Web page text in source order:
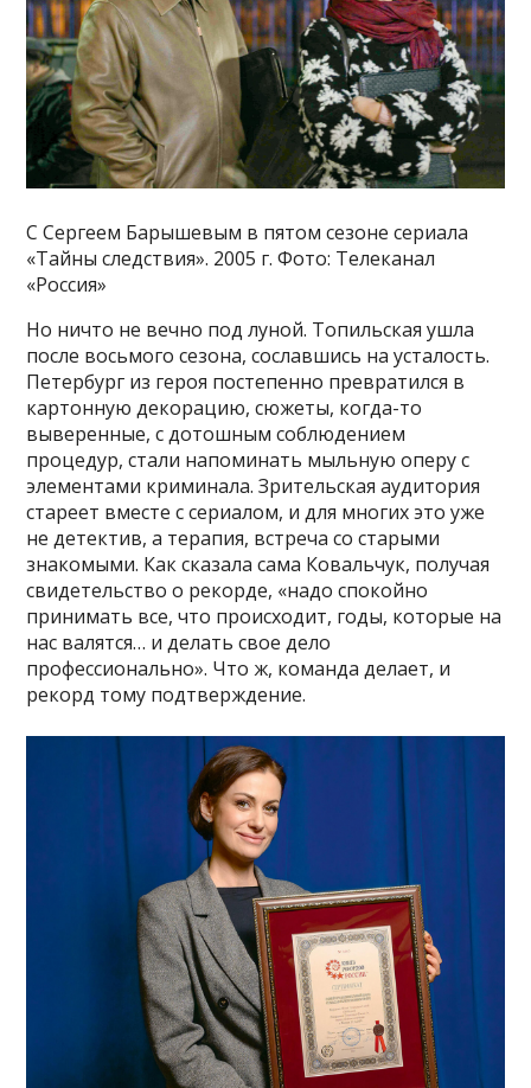
С Сергеем Барышевым в пятом сезоне сериала
«Тайны следствия». 2005 г. Фото: Телеканал
«Россия»
Но ничто не вечно под луной. Топильская ушла
после восьмого сезона, сославшись на усталость.
Петербург из героя постепенно превратился в
картонную декорацию, сюжеты, когда-то
выверенные, с дотошным соблюдением
процедур, стали напоминать мыльную оперу с
элементами криминала. Зрительская аудитория
стареет вместе с сериалом, и для многих это уже
не детектив, а терапия, встреча со старыми
знакомыми. Как сказала сама Ковальчук, получая
свидетельство о рекорде, «надо спокойно
принимать все, что происходит, годы, которые на
нас валятся… и делать свое дело
профессионально». Что ж, команда делает, и
рекорд тому подтверждение.